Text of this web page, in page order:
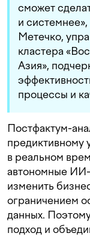
сможет
и
Метечко,
кластера
Азия»,
процессы и
Постфактум-
предиктивному
в реальном
автономные ИИ-
изменить
ограничением
данных.
подход и